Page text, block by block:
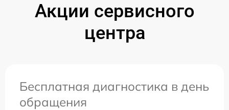
Акции сервисного
центра
Бесплатная диагностика в день
обращения